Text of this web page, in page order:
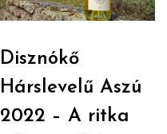
Disznókő
Hárslevelű Aszú
2022 – A ritka